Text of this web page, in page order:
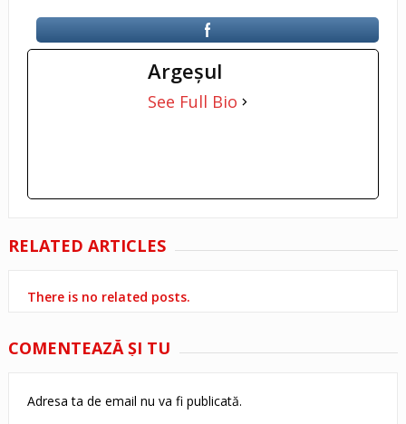
Argeşul
See Full Bio
RELATED ARTICLES
There is no related posts.
COMENTEAZĂ ŞI TU
Adresa ta de email nu va fi publicată.